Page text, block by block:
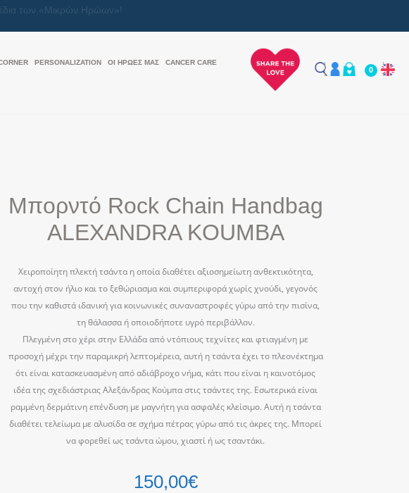
PERSONALIZATION ΟΙ ΗΡΩΕΣ ΜΑΣ CANCER CARE
0
Μπορντό Rock Chain Handbag
ALEXANDRA KOUMBA
Χειροποίητη πλεκτή τσάντα η οποία διαθέτει αξιοσημείωτη ανθεκτικότητα,
αντοχή στον ήλιο και το ξεθώριασμα και συμπεριφορά χωρίς χνούδι, γεγονός
που την καθιστά ιδανική για κοινωνικές συναναστροφές γύρω από την πισίνα,
τη θάλασσα ή οποιοδήποτε υγρό περιβάλλον.
Πλεγμένη στο χέρι στην Ελλάδα από ντόπιους τεχνίτες και φτιαγμένη με
προσοχή μέχρι την παραμικρή λεπτομέρεια, αυτή η τσάντα έχει το πλεονέκτημα
ότι είναι κατασκευασμένη από αδιάβροχο νήμα, κάτι που είναι η καινοτόμος
ιδέα της σχεδιάστριας Αλεξάνδρας Κούμπα στις τσάντες της. Εσωτερικά είναι
ραμμένη δερμάτινη επένδυση με μαγνήτη για ασφαλές κλείσιμο. Αυτή η τσάντα
διαθέτει τελείωμα με αλυσίδα σε σχήμα πέτρας γύρω από τις άκρες της. Μπορεί
να φορεθεί ως τσάντα ώμου, χιαστί ή ως τσαντάκι.
150,00€